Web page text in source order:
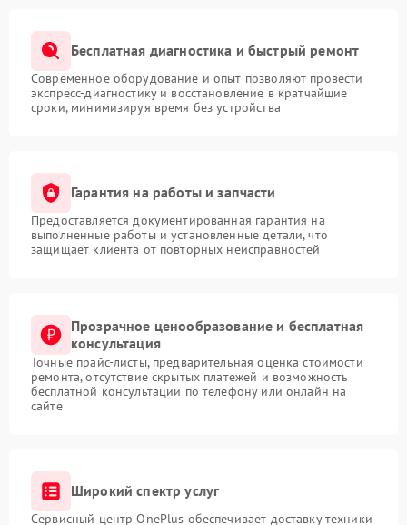
Бесплатная диагностика и быстрый ремонт
Современное оборудование и опыт позволяют провести
экспресс-диагностику и восстановление в кратчайшие
сроки, минимизируя время без устройства
Гарантия на работы и запчасти
Предоставляется документированная гарантия на
выполненные работы и установленные детали, что
защищает клиента от повторных неисправностей
Прозрачное ценообразование и бесплатная
консультация
Точные прайс-листы, предварительная оценка стоимости
ремонта, отсутствие скрытых платежей и возможность
бесплатной консультации по телефону или онлайн на
сайте
Широкий спектр услуг
Сервисный центр OnePlus обеспечивает доставку техники